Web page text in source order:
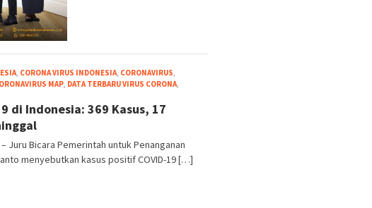
CORONA VIRUS INDONESIA CORONAVIRUS
MAP DATA TERBARU VIRUS CORONA
di Indonesia: 369 Kasus, 17
– Juru Bicara Pemerintah untuk Penanganan
menyebutkan kasus positif COVID-19 […]